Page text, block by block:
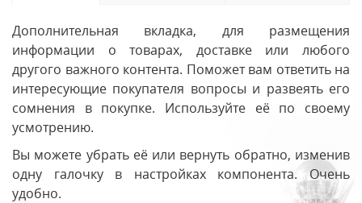
Дополнительная вкладка, для размещения
информации о товарах, доставке или любого
другого важного контента. Поможет вам ответить на
интересующие покупателя вопросы и развеять его
сомнения в покупке. Используйте её по своему
усмотрению.
Вы можете убрать её или вернуть обратно, изменив
одну галочку в настройках компонента. Очень
удобно.